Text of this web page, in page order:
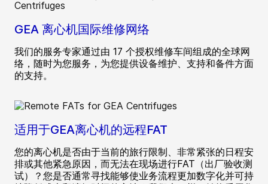
GEA 离心机国际维修网络
我们的服务专家通过由 17 个授权维修车间组成的全球网
络，随时为您服务，为您提供设备维护、支持和备件方面
的支持。
适用于GEA离心机的远程FAT
您的离心机是否由于当前的旅行限制、非常紧张的日程安
排或其他紧急原因，而无法在现场进行FAT（出厂验收测
试）？您是否通常寻找能够使业务流程更加数字化并可持